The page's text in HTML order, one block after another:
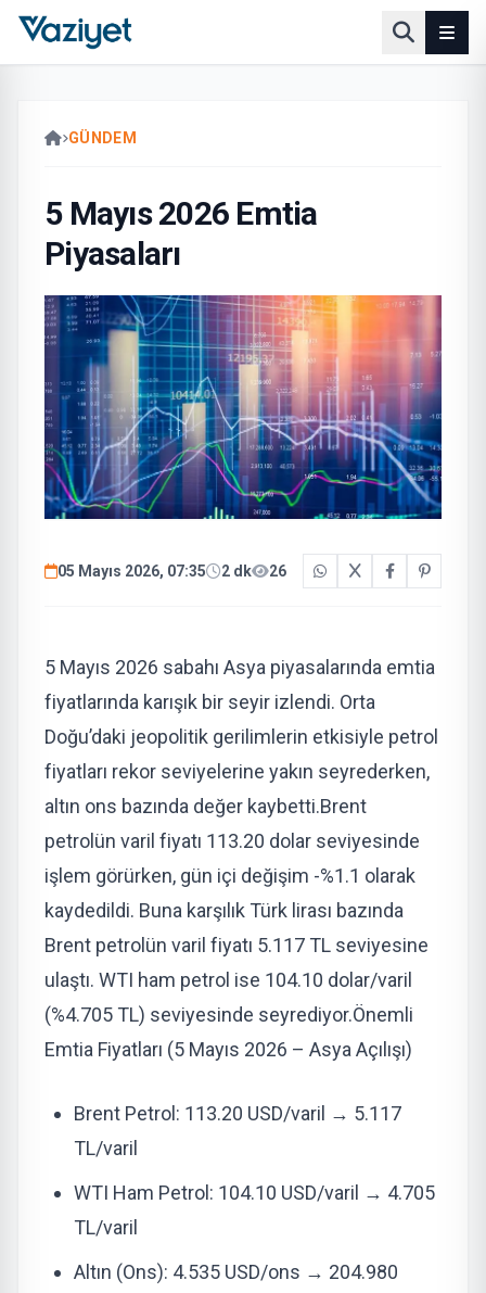
GÜNDEM
5 Mayıs 2026 Emtia
Piyasaları
05 Mayıs 2026, 07:35 2 dk 26
5 Mayıs 2026 sabahı Asya piyasalarında emtia
fiyatlarında karışık bir seyir izlendi. Orta
Doğu’daki jeopolitik gerilimlerin etkisiyle petrol
fiyatları rekor seviyelerine yakın seyrederken,
altın ons bazında değer kaybetti.Brent
petrolün varil fiyatı 113.20 dolar seviyesinde
işlem görürken, gün içi değişim -%1.1 olarak
kaydedildi. Buna karşılık Türk lirası bazında
Brent petrolün varil fiyatı 5.117 TL seviyesine
ulaştı. WTI ham petrol ise 104.10 dolar/varil
(%4.705 TL) seviyesinde seyrediyor.Önemli
Emtia Fiyatları (5 Mayıs 2026 – Asya Açılışı)
Brent Petrol : 113.20 USD/varil → 5.117
TL/varil
WTI Ham Petrol : 104.10 USD/varil → 4.705
TL/varil
Altın (Ons): 4.535 USD/ons → 204.980